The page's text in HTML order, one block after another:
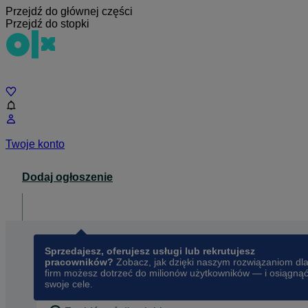
Przejdź do głównej części
Przejdź do stopki
Twoje konto
Dodaj ogłoszenie
Sprzedajesz, oferujesz usługi lub rekrutujesz
pracowników? Zobacz, jak dzięki naszym rozwiązaniom dla
firm możesz dotrzeć do milionów użytkowników — i osiągnąć
swoje cele.